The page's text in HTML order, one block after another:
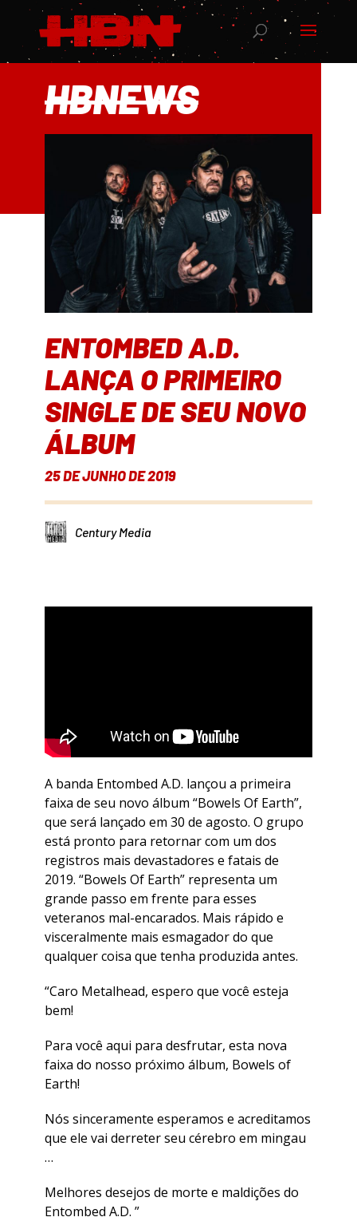
HBNEWS
ENTOMBED A.D.
LANÇA O PRIMEIRO
SINGLE DE SEU NOVO
ÁLBUM
25 DE JUNHO DE 2019
Century Media
A banda Entombed A.D. lançou a primeira
faixa de seu novo álbum “Bowels Of Earth”,
que será lançado em 30 de agosto. O grupo
está pronto para retornar com um dos
registros mais devastadores e fatais de
2019. “Bowels Of Earth” representa um
grande passo em frente para esses
veteranos mal-encarados. Mais rápido e
visceralmente mais esmagador do que
qualquer coisa que tenha produzida antes.
“Caro Metalhead, espero que você esteja
bem!
Para você aqui para desfrutar, esta nova
faixa do nosso próximo álbum, Bowels of
Earth!
Nós sinceramente esperamos e acreditamos
que ele vai derreter seu cérebro em mingau
…
Melhores desejos de morte e maldições do
Entombed A.D. ”